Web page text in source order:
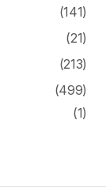
(141)
(21)
(213)
(499)
(1)